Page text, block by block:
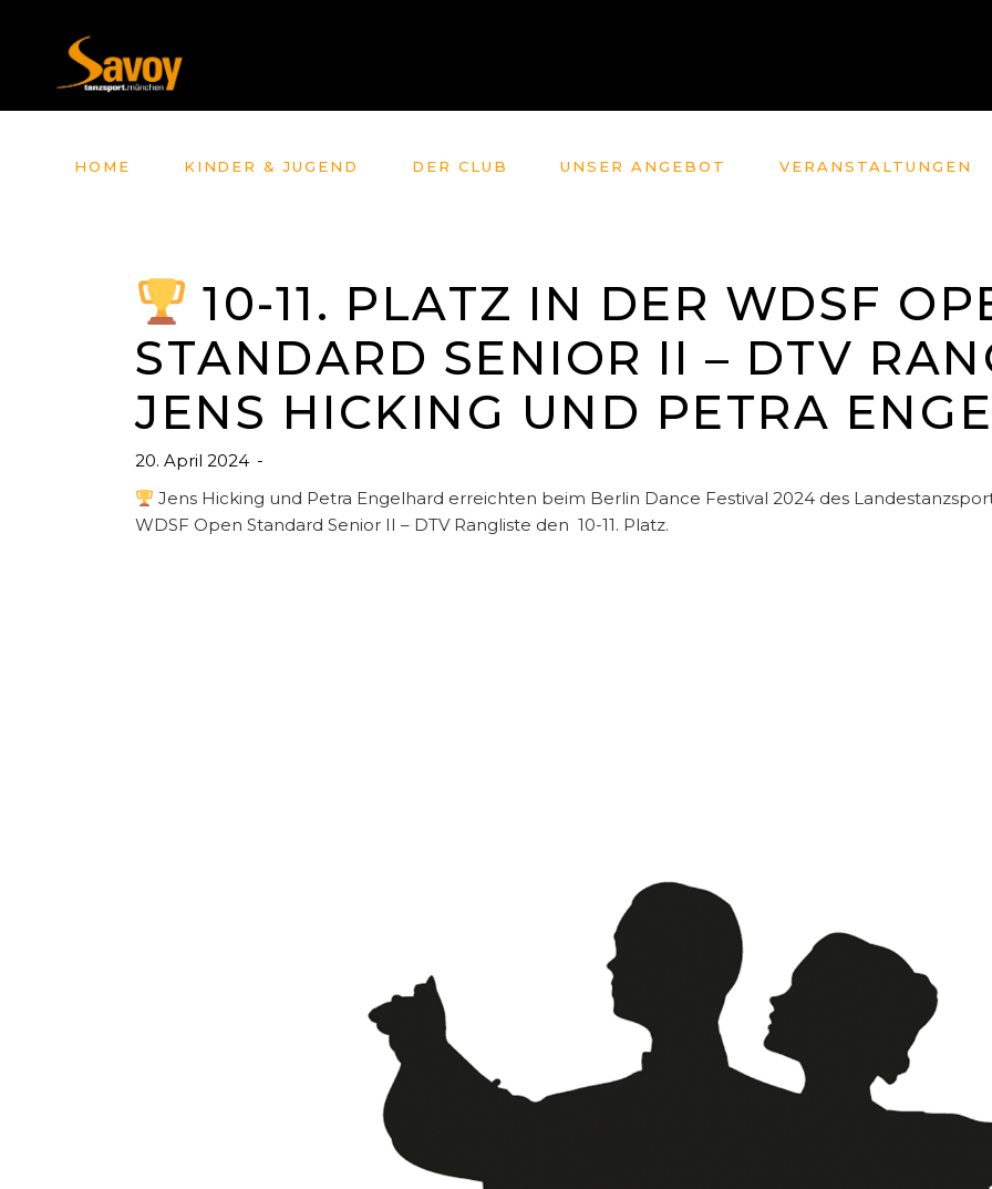
HOME KINDER & JUGEND DER CLUB UNSER ANGEBOT VERANSTALTUNGEN
10-11. PLATZ IN DER WDSF
STANDARD SENIOR II – DTV
JENS HICKING UND PETRA
20. April 2024
Jens Hicking und Petra Engelhard erreichten beim Berlin Dance Festival 2024 des
WDSF Open Standard Senior II – DTV Rangliste den 10-11. Platz.